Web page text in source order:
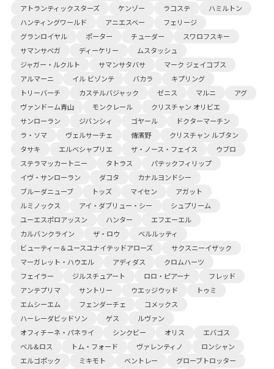
アトランティックスターズ
ケンゾー ラコステ
ハミルトン
ハンティングワールド
アニエスベー
フェリージ
グランロイヤル
ポーター チューダー
スワロフスキー
サマンサベガ
ディーケリー
ムスタッシュ
ジャガー・ルクルト
サマンサタバサ
マーク ジェイコブス
アルマーニ
イル ビゾンテ バカラ
キプリング
トリーバーチ
カステルバジャック ゼニス マルニ
アグ
ヴァンドーム青山
モンクレール
クリスチャン オリビエ
サンローラン
ジバンシィ ゴヤール
ドクターマーチン
ラ・ソマ
ヴェルサーチェ 傳濱野
クリスチャン ルブタン
タサキ
エルベシャプリエ ザ・ノース・フェイス
ウブロ
ステラマッカートニー
タトラス
パテックフィリップ
イヴ・サンローラン
ダコタ
カナルヨンドシー
ブルーダニューブ
トッズ マイセン
アガット
ルミノックス
アイ・ダブリュー・シー
シュプリーム
ユーエスポロアッスン
ハンター
エフエーエル
カルバンクライン
ザ・ロウ
ベルルッティ
ビューティー＆ユースユナイテッドアローズ
サクスニーイザック
マーガレット・ハウエル
アディダス
クロムハーツ
フェイラー
ジルスチュアート ロロ・ピアーナ
フレッド
アンテプリマ
サントリー ウエッジウッド
トゥミ
エムシーエム
フェンダーチェ
コメックス
ハーレーダビッドソン
ゲス
ルヴァン
オフィチーネ・パネライ
シンクビー オリス
エバゴス
ベル&ロス
トム・フォード ヴァレンティノ
ロンシャン
エルゴポック
ミキモト ベントレー グローブトロッター